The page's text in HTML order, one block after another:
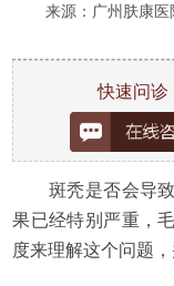
来源：广州肤康医
快速问诊
斑秃是否会导致
果已经特别严重，
度来理解这个问题